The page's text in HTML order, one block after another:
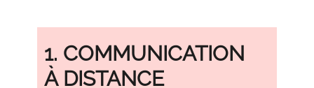
1. COMMUNICATION
À DISTANCE